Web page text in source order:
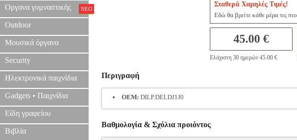
Οργανα γυμναστικής ΝΕΟ
Outdoor
Μουσικά όργανα
Security
Ηλεκτρονικά παιχνίδια
Gadgets • Παιχνίδια
Είδη γραφείου
Βιβλία
Σταθερά Χαμηλές Τιμές!
Εδώ θα βρείτε κάθε μέρα τις
45.00 €
Ελάχιστη 30 ημερών 45.00 €
Περιγραφή
OEM: DILP.DELDJ1J0
Βαθμολογία & Σχόλια προιόντος